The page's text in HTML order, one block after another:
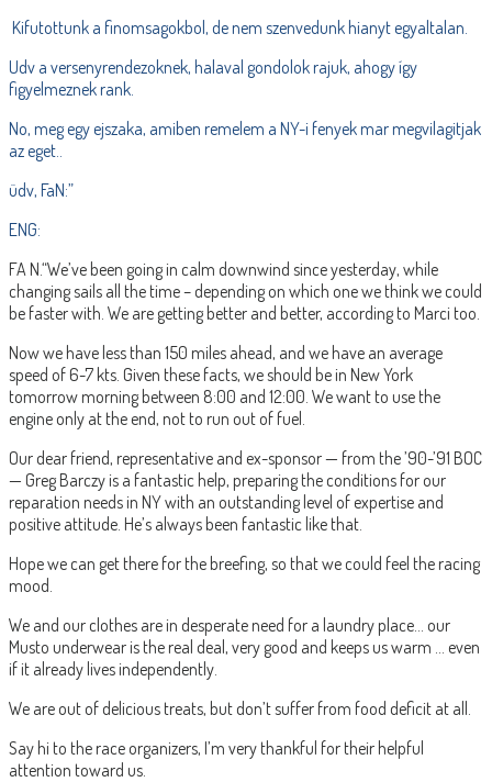
Kifutottunk a finomsagokbol, de nem szenvedunk hianyt egyaltalan.
Udv a versenyrendezoknek, halaval gondolok rajuk, ahogy így
figyelmeznek rank.
No, meg egy ejszaka, amiben remelem a NY-i fenyek mar megvilagitjak
az eget..
üdv, FaN:”
ENG:
FA N.“We’ve been going in calm downwind since yesterday, while
changing sails all the time – depending on which one we think we could
be faster with. We are getting better and better, according to Marci too.
Now we have less than 150 miles ahead, and we have an average
speed of 6-7 kts. Given these facts, we should be in New York
tomorrow morning between 8:00 and 12:00. We want to use the
engine only at the end, not to run out of fuel.
Our dear friend, representative and ex-sponsor — from the ’90-’91 BOC
— Greg Barczy is a fantastic help, preparing the conditions for our
reparation needs in NY with an outstanding level of expertise and
positive attitude. He’s always been fantastic like that.
Hope we can get there for the breefing, so that we could feel the racing
mood.
We and our clothes are in desperate need for a laundry place… our
Musto underwear is the real deal, very good and keeps us warm … even
if it already lives independently.
We are out of delicious treats, but don’t suffer from food deficit at all.
Say hi to the race organizers, I’m very thankful for their helpful
attention toward us.